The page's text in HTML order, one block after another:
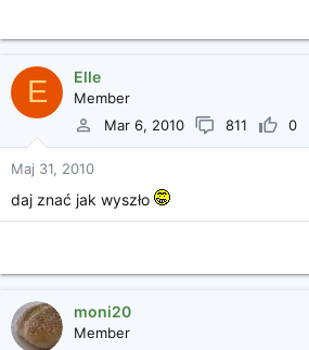
E Elle
Member
Mar 6, 2010
811 0
Maj 31, 2010
daj znać jak wyszło
moni20
Member